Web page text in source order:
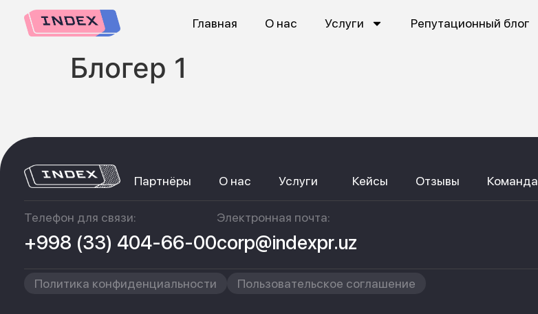
Главная О нас Услуги Репутационный блог
Блогер 1
Партнёры О нас Услуги Кейсы Отзывы Команда
Телефон для связи:
+998 (33) 404-66-00
Электронная почта:
corp@indexpr.uz
Политика конфиденциальности Пользовательское соглашение